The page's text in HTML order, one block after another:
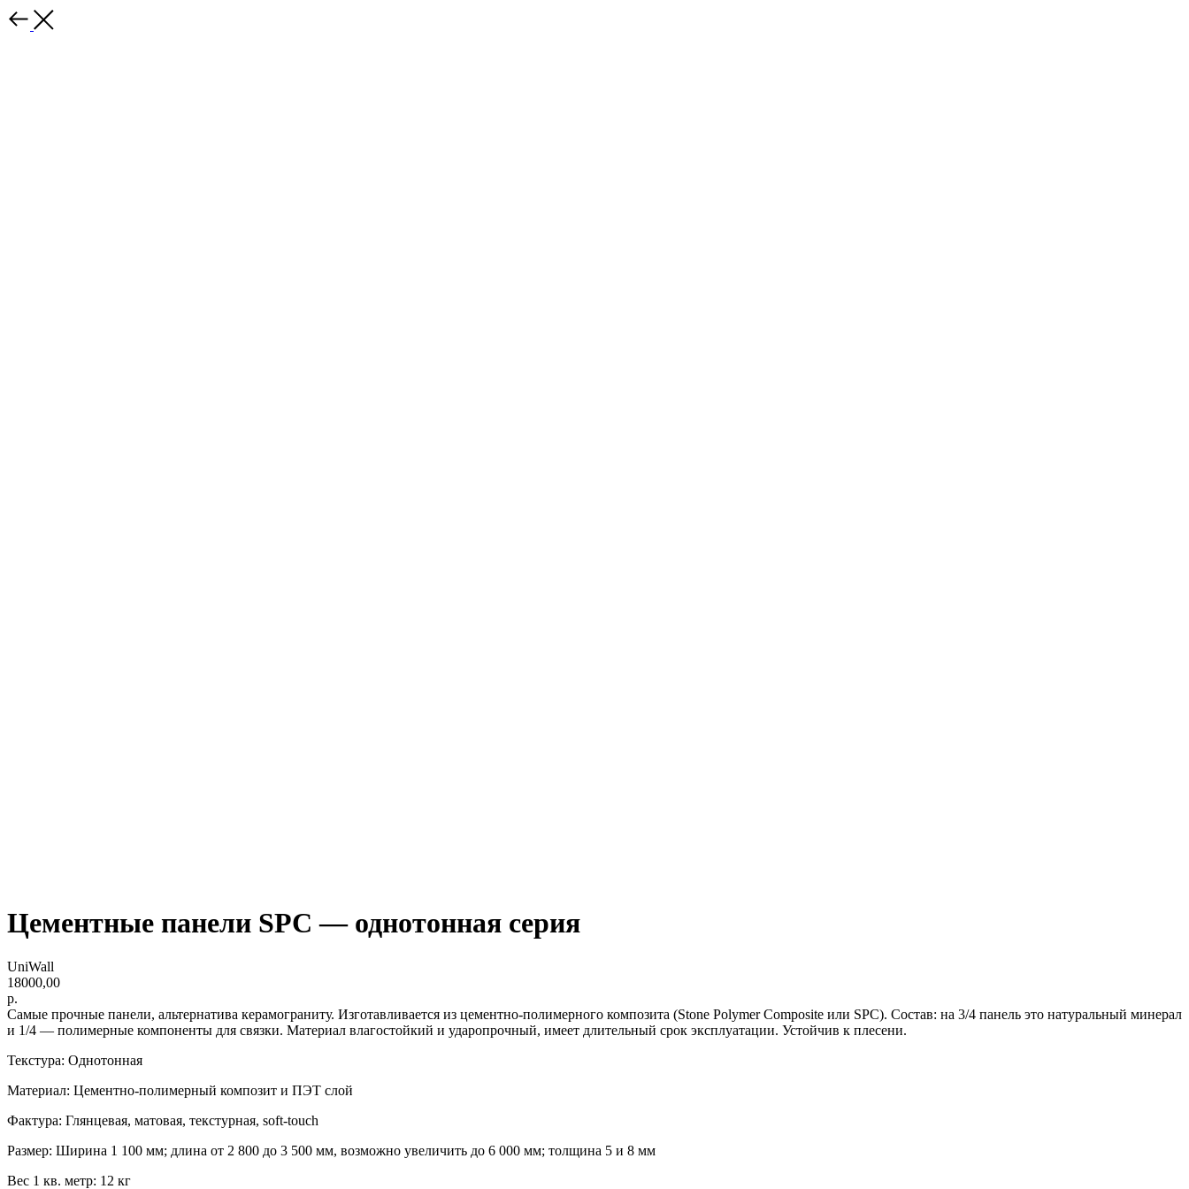
Цементные панели SPC — однотонная серия
UniWall
18000,00
р.
Самые прочные панели, альтернатива керамограниту. Изготавливается из цементно-полимерного композита (Stone Polymer Composite или SPC). Состав: на 3/4 панель это натуральный минерал
и 1/4 — полимерные компоненты для связки. Материал влагостойкий и ударопрочный, имеет длительный срок эксплуатации. Устойчив к плесени.
Текстура: Однотонная
Материал: Цементно-полимерный композит и ПЭТ слой
Фактура: Глянцевая, матовая, текстурная, soft-touch
Размер: Ширина 1 100 мм; длина от 2 800 до 3 500 мм, возможно увеличить до 6 000 мм; толщина 5 и 8 мм
Вес 1 кв. метр: 12 кг